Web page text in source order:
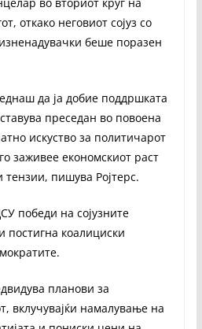
откако неговиот сојуз со
беше поразен
да ја добие поддршката
преседан во повоена
искуство за политичарот
заживее економскиот раст
пишува Ројтерс.
победи на сојузните
постигна коалициски
планови за
вклучувајќи намалување на